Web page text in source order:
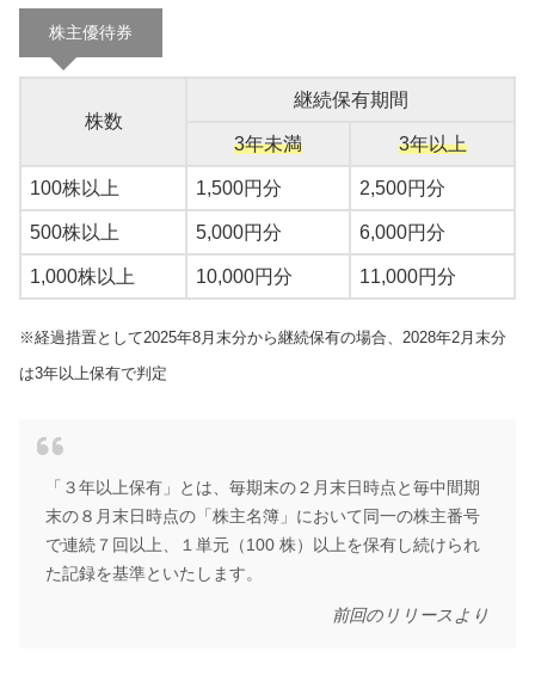
株主優待券
株数
継続保有期間
3年未満 3年以上
100株以上 1,500円分 2,500円分
500株以上 5,000円分 6,000円分
1,000株以上 10,000円分 11,000円分
※経過措置として2025年8月末分から継続保有の場合、2028年2月末分
は3年以上保有で判定
「３年以上保有」とは、毎期末の２月末日時点と毎中間期
末の８月末日時点の「株主名簿」において同一の株主番号
で連続７回以上、１単元（100 株）以上を保有し続けられ
た記録を基準といたします。
前回のリリースより